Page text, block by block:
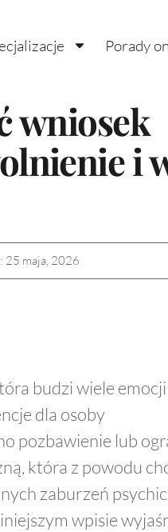
Porady
wniosek
i
25 maja, 2026
budzi wiele
dla osoby
pozbawienie lub
która z powodu
zaburzeń
wpisie